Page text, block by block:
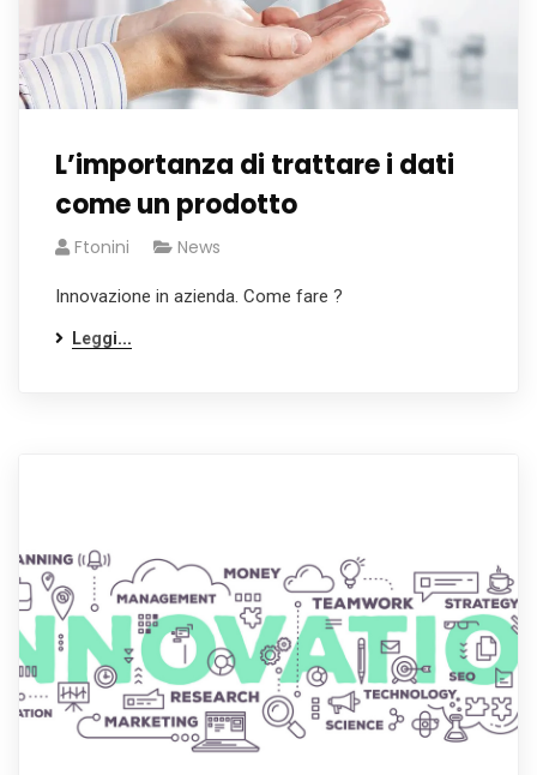
L’importanza di trattare i dati
come un prodotto
Ftonini News
Innovazione in azienda. Come fare ?
Leggi...